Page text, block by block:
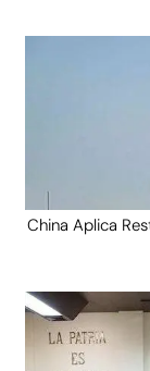
China Aplica